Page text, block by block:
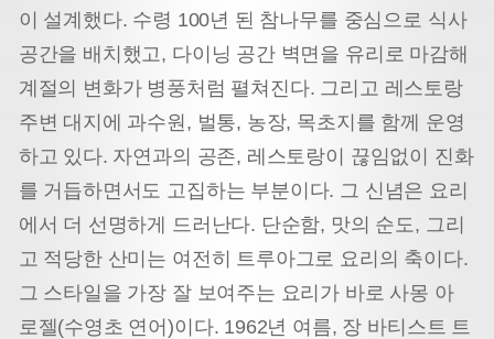
이 설계했다. 수령 100년 된 참나무를 중심으로 식사
공간을 배치했고, 다이닝 공간 벽면을 유리로 마감해
계절의 변화가 병풍처럼 펼쳐진다. 그리고 레스토랑
주변 대지에 과수원, 벌통, 농장, 목초지를 함께 운영
하고 있다. 자연과의 공존, 레스토랑이 끊임없이 진화
를 거듭하면서도 고집하는 부분이다. 그 신념은 요리
에서 더 선명하게 드러난다. 단순함, 맛의 순도, 그리
고 적당한 산미는 여전히 트루아그로 요리의 축이다.
그 스타일을 가장 잘 보여주는 요리가 바로 사몽 아
로젤(수영초 연어)이다. 1962년 여름, 장 바티스트 트